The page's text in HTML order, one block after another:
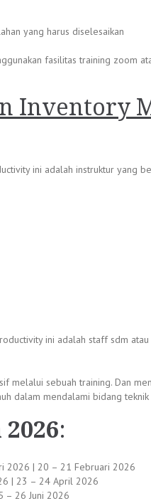
yang harus diselesaikan
fasilitas training zoom
Inventory
ini adalah instruktur yang
ini adalah staff sdm
melalui sebuah training. Dan
dalam mendalami bidang teknik
:
2026 | 20 – 21 Februari 2026
| 23 – 24 April 2026
– 26 Juni 2026